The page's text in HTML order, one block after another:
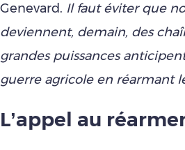
Genevard. Il faut éviter que
deviennent, demain, des
grandes puissances
guerre agricole en réarmant
L’appel au